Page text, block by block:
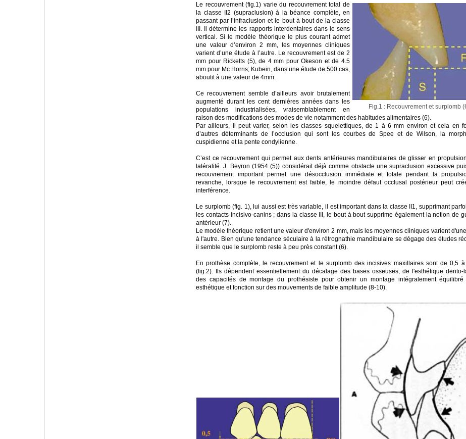
Fig.1 : Recouvrement et surplomb
Le recouvrement (fig.1) varie du recouvrement total de
la classe II2 (supraclusion) à la béance complète, en
passant par l’infraclusion et le bout à bout de la classe
III. Il détermine les rapports interdentaires dans le sens
vertical. Si le modèle théorique le plus courant admet
une valeur d’environ 2 mm, les moyennes cliniques
varient d’une étude à l’autre. Le recouvrement est de 2
mm pour Ricketts (5), de 4 mm pour Okeson et de 4.5
mm pour Mc Horris; Kubein, dans une étude de 500 cas,
aboutit à une valeur de 4mm.
Ce recouvrement semble d’ailleurs avoir brutalement
augmenté durant les cent dernières années dans les
populations industrialisées, vraisemblablement en
raison des modifications des modes de vie notamment des habitudes alimentaires (6).
Par ailleurs, il peut varier, selon les classes squelettiques, de 1 à 6 mm environ et cela en
d’autres déterminants de l’occlusion qui sont les courbes de Spee et de Wilson, la
cuspidienne et la pente condylienne.
C’est ce recouvrement qui permet aux dents antérieures mandibulaires de glisser en
latéralité. J. Beyron (1954 (5)) considérait déjà comme obstacle une supraclusion excessive
recouvrement important permet une désocclusion immédiate et totale pendant la
revanche, lorsque le recouvrement est faible, le moindre défaut occlusal postérieur peut
interférence.
Le surplomb (fig. 1), lui aussi est très variable, il est important dans la classe II1, supprimant
les contacts incisivo-canins ; dans la classe III, le bout à bout supprime également la notion de
antérieur (7).
Le modèle théorique retient une valeur d'environ 2 mm, mais les moyennes cliniques varient
à l'autre. Bien qu'une tendance séculaire à la rétrognathie mandibulaire se dégage des études
il semble que le surplomb reste à peu près constant (6).
En prothèse complète, le recouvrement et le surplomb des incisives maxillaires sont de 0,5
(fig.2). Ils dépendent essentiellement du décalage des bases osseuses, de l'esthétique dento-
des capacités de montage du prothésiste pour obtenir un montage intégralement équilibré
esthétique et fonction sur des mouvements de faible amplitude (8-10).